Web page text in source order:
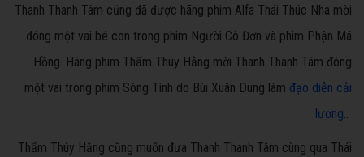
Thanh Thanh Tâm cũng đã được hãng phim Alfa Thái Thúc Nha mời
đóng một vai bé con trong phim Người Cô Đơn và phim Phận Má
Hồng. Hãng phim Thẩm Thúy Hằng mời Thanh Thanh Tâm đóng
một vai trong phim Sóng Tình do Bùi Xuân Dung làm đạo diễn cải
lương..
Thẩm Thúy Hằng cũng muốn đưa Thanh Thanh Tâm cùng qua Thái